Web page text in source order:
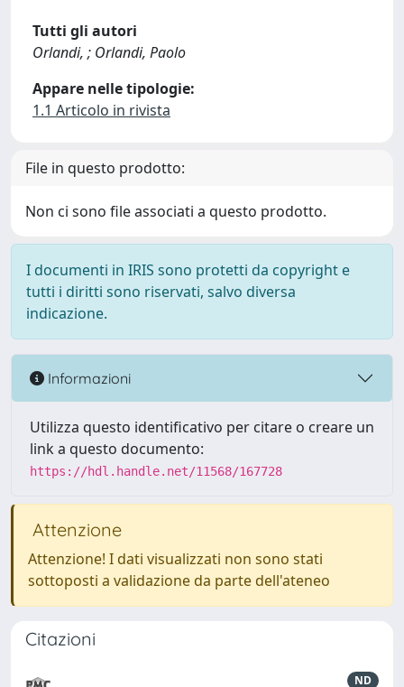
Tutti gli autori
Orlandi, ; Orlandi, Paolo
Appare nelle tipologie:
1.1 Articolo in rivista
File in questo prodotto:
Non ci sono file associati a questo prodotto.
I documenti in IRIS sono protetti da copyright e
tutti i diritti sono riservati, salvo diversa
indicazione.
Informazioni
Utilizza questo identificativo per citare o creare un
link a questo documento:
https://hdl.handle.net/11568/167728
Attenzione
Attenzione! I dati visualizzati non sono stati
sottoposti a validazione da parte dell'ateneo
Citazioni
ND